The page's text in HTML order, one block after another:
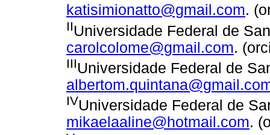
katisimionatto@gmail.com.
IIUniversidade Federal de
carolcolome@gmail.com.
IIIUniversidade Federal de
IVUniversidade Federal de
mikaelaaline@hotmail.com.